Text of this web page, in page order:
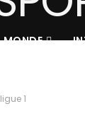
MONDE
ligue 1